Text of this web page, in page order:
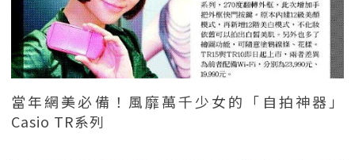
當年網美必備！風靡萬千少女的「自拍神器」
Casio TR系列